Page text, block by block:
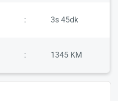
: 3s 45dk
: 1345 KM